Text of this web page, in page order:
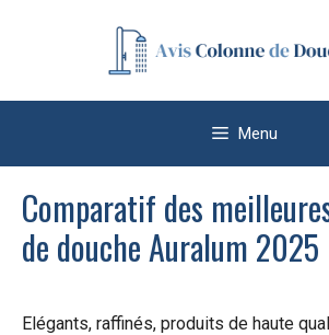
Menu
Comparatif des
de douche Auralum 2025
Elégants, raffinés, produits de haute